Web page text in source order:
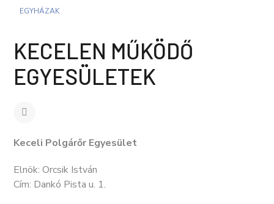
EGYHÁZAK
KECELEN MŰKÖDŐ
EGYESÜLETEK
Keceli Polgárőr Egyesület
Elnök: Orcsik István
Cím: Dankó Pista u. 1.